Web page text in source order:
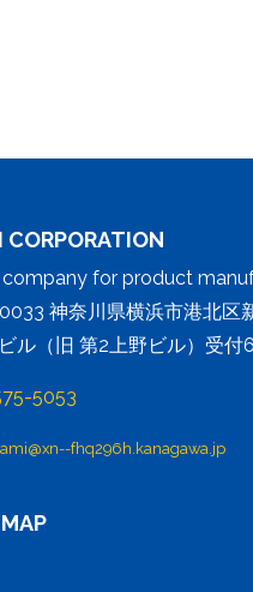
CORPORATION
for product
神奈川県横浜市港北区
ル（旧 第2上野ビル）受付
5053
fhq296h.kanagawa.jp